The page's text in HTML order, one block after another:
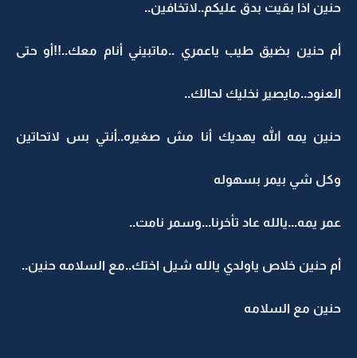
حنين اذا بقيت بدق عليكم..لاتخافين..
أم حنين بضيق طيب ياعمري ..ماتبيني أنام معك..!!أو حتى
العنود..مايصير نخليك لحالك..
حنين يمه الله يهديك أنا مش صغيره..أنتي بس لاتحاتين
وكل شي بيمر بسهوله
عمر يمه...يالله عاد تأخرنا...وسمر نامت..
أم حنين خلاص ياولدي يالله شيل اختك..مع السلامه حنين..
حنين مع السلامه